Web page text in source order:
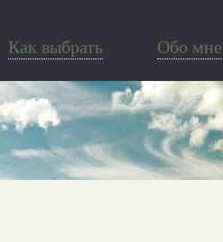
Как выбрать Обо мне